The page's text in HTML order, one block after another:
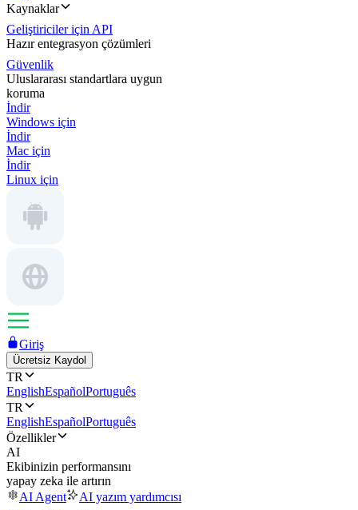
Kaynaklar
Geliştiriciler için API
Hazır entegrasyon çözümleri
Güvenlik
Uluslararası standartlara uygun
koruma
İndir
Windows için
İndir
Mac için
İndir
Linux için
Giriş
Ücretsiz Kaydol
TR
EnglishEspañolPortuguês
TR
EnglishEspañolPortuguês
Özellikler
AI
Ekibinizin performansını
yapay zeka ile artırın
AI Agent
AI yazım yardımcısı